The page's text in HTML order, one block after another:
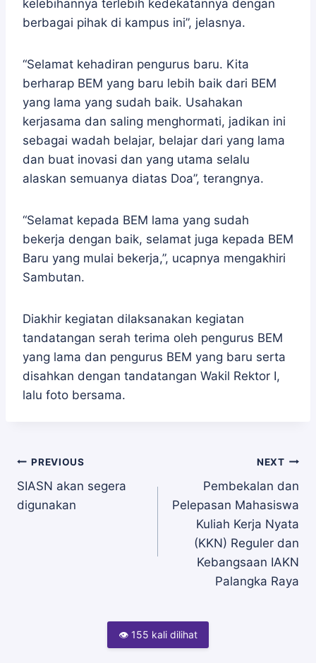
kelebihannya terlebih kedekatannya dengan
berbagai pihak di kampus ini”, jelasnya.
“Selamat kehadiran pengurus baru. Kita
berharap BEM yang baru lebih baik dari BEM
yang lama yang sudah baik. Usahakan
kerjasama dan saling menghormati, jadikan ini
sebagai wadah belajar, belajar dari yang lama
dan buat inovasi dan yang utama selalu
alaskan semuanya diatas Doa”, terangnya.
“Selamat kepada BEM lama yang sudah
bekerja dengan baik, selamat juga kepada BEM
Baru yang mulai bekerja,”, ucapnya mengakhiri
Sambutan.
Diakhir kegiatan dilaksanakan kegiatan
tandatangan serah terima oleh pengurus BEM
yang lama dan pengurus BEM yang baru serta
disahkan dengan tandatangan Wakil Rektor I,
lalu foto bersama.
Navigasi
PREVIOUS
SIASN akan segera
digunakan
NEXT
Pembekalan dan
Pelepasan Mahasiswa
Kuliah Kerja Nyata
(KKN) Reguler dan
Kebangsaan IAKN
Palangka Raya
👁 155 kali dilihat